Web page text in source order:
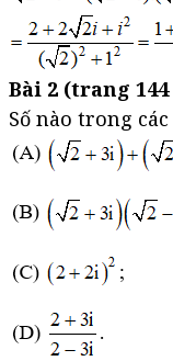
Bài 2 (trang
Số nào trong các